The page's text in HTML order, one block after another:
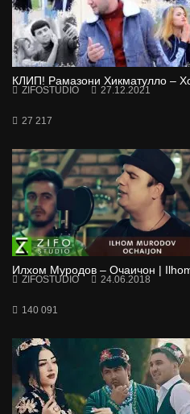
КЛИП! Рамазони Хикматулло –
ZIFOSTUDIO 27.12.2021
27 217
Илхом Муродов – Очаичон |
ZIFOSTUDIO 24.06.2018
140 091